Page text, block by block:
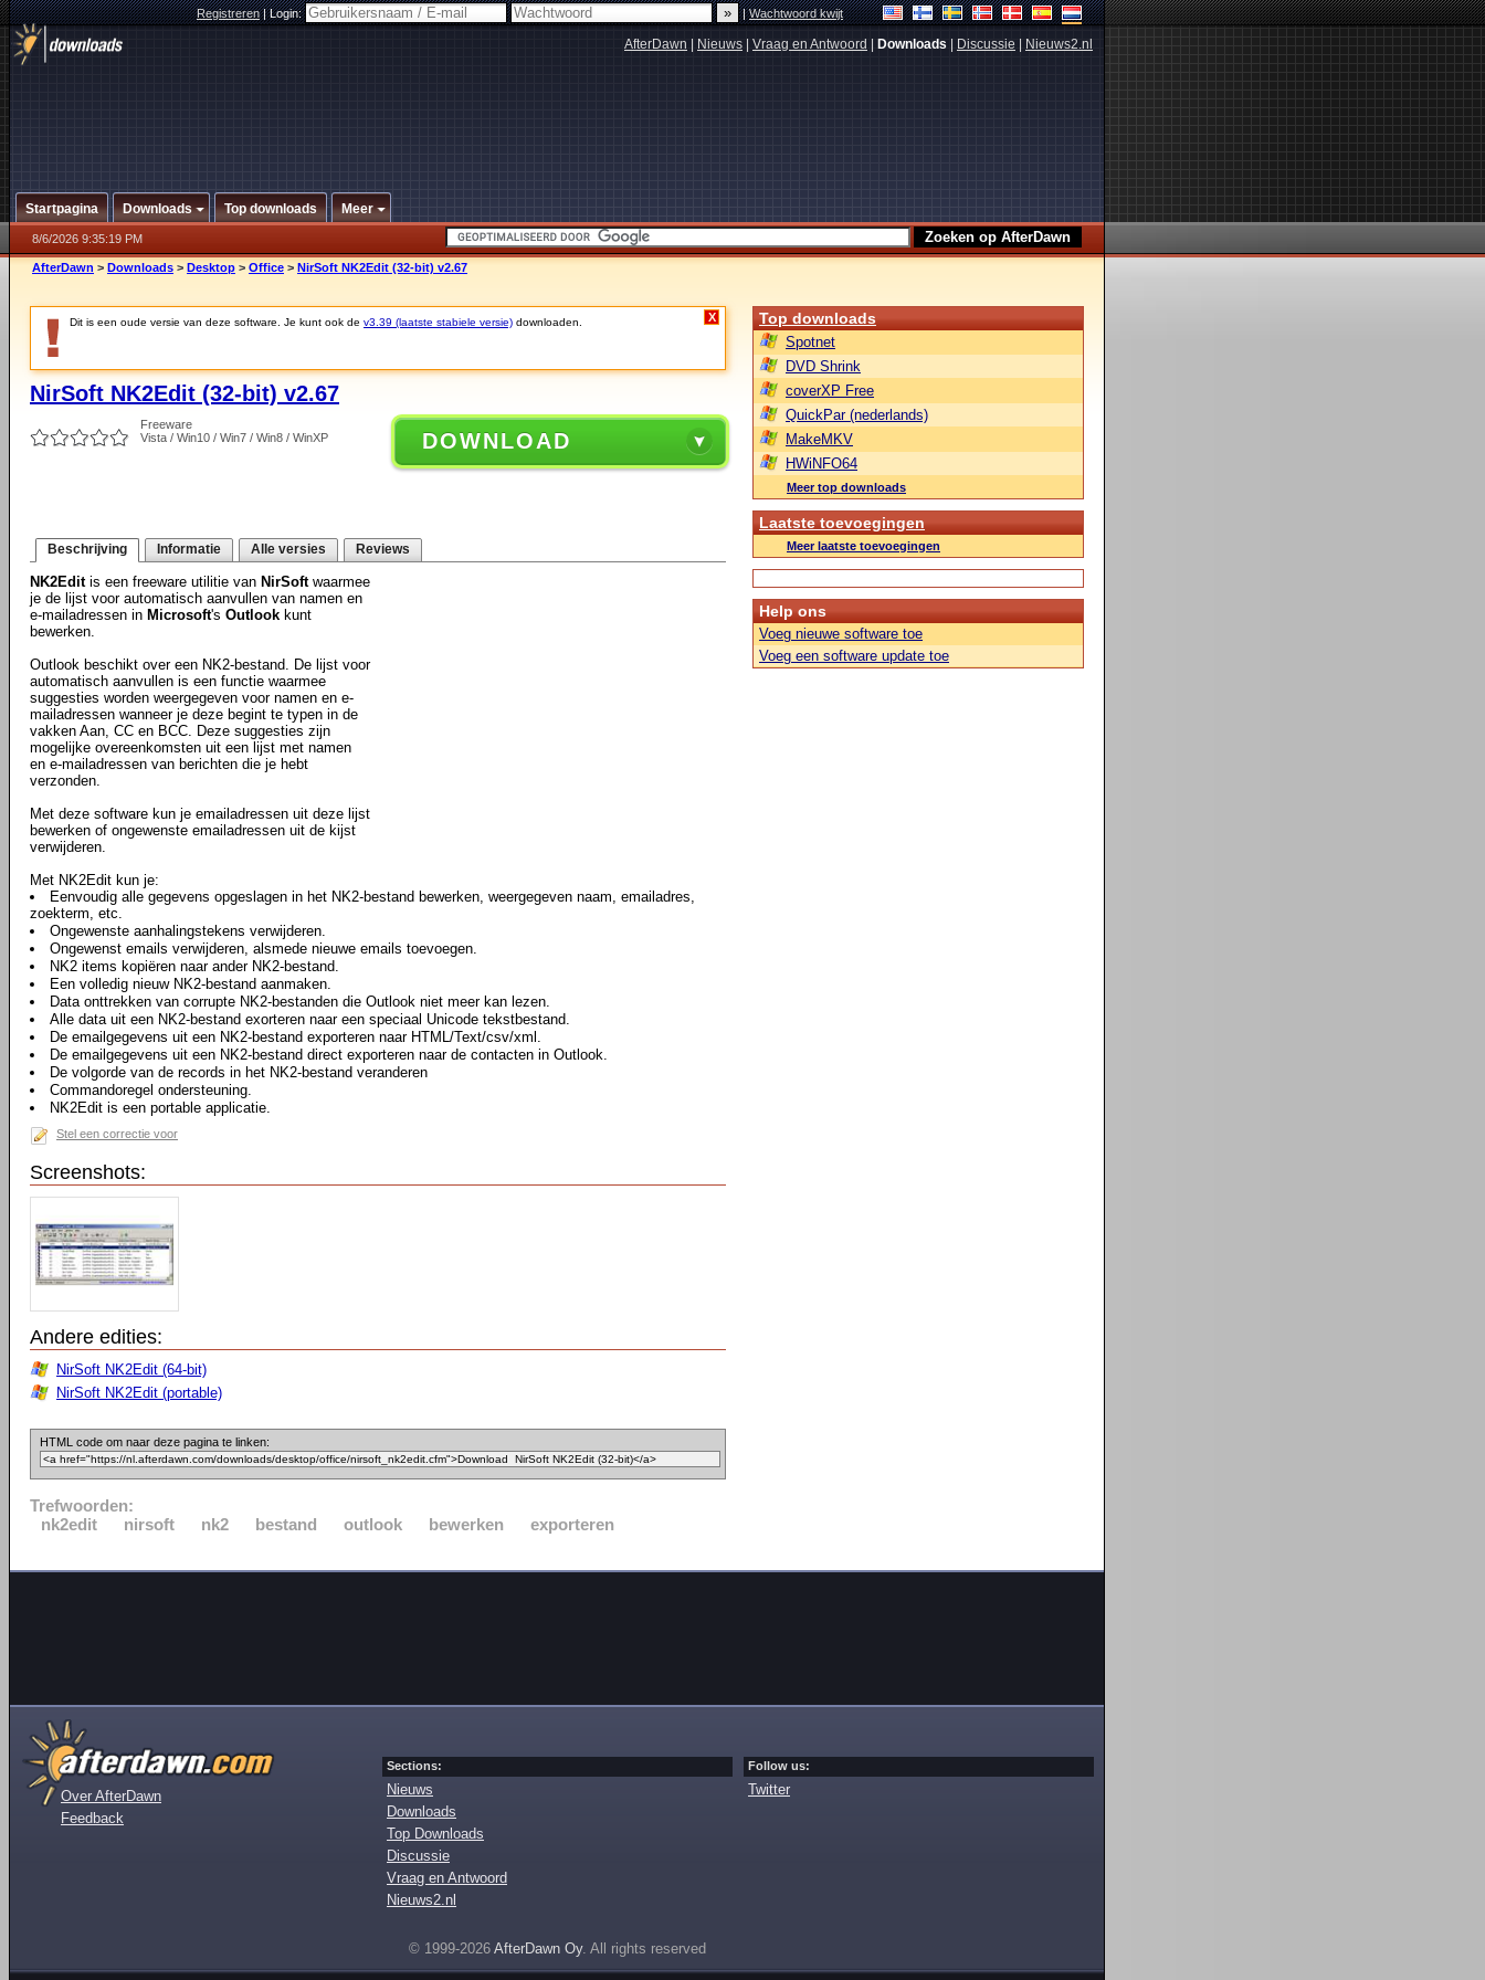
Registreren|Login: |Wachtwoord kwijt
AfterDawn Nieuws Vraag en Antwoord Downloads Discussie Nieuws2.nl
Startpagina Downloads Top downloads Meer
8/6/2026 9:35:19 PM
AfterDawn > Downloads > Desktop > Office > NirSoft NK2Edit (32-bit) v2.67
Dit is een oude versie van deze software. Je kunt ook de v3.39 (laatste stabiele versie) downloaden. X
NirSoft NK2Edit (32-bit) v2.67
Freeware
Vista / Win10 / Win7 / Win8 / WinXP
DOWNLOAD
Beschrijving Informatie Alle versies Reviews
NK2Editis een freeware utilitie van NirSoftwaarmee
je de lijst voor automatisch aanvullen van namen en
e-mailadressen in Microsoft's Outlook kunt
bewerken.
Outlook beschikt over een NK2-bestand. De lijst voor
automatisch aanvullen is een functie waarmee
suggesties worden weergegeven voor namen en e-
mailadressen wanneer je deze begint te typen in de
vakken Aan, CC en BCC. Deze suggesties zijn
mogelijke overeenkomsten uit een lijst met namen
en e-mailadressen van berichten die je hebt
verzonden.
Met deze software kun je emailadressen uit deze lijst
bewerken of ongewenste emailadressen uit de kijst
verwijderen.
Met NK2Edit kun je:
Eenvoudig alle gegevens opgeslagen in het NK2-bestand bewerken, weergegeven naam, emailadres,
zoekterm, etc.
Ongewenste aanhalingstekens verwijderen.
Ongewenst emails verwijderen, alsmede nieuwe emails toevoegen.
NK2 items kopiëren naar ander NK2-bestand.
Een volledig nieuw NK2-bestand aanmaken.
Data onttrekken van corrupte NK2-bestanden die Outlook niet meer kan lezen.
Alle data uit een NK2-bestand exorteren naar een speciaal Unicode tekstbestand.
De emailgegevens uit een NK2-bestand exporteren naar HTML/Text/csv/xml.
De emailgegevens uit een NK2-bestand direct exporteren naar de contacten in Outlook.
De volgorde van de records in het NK2-bestand veranderen
Commandoregel ondersteuning.
NK2Edit is een portable applicatie.
Stel een correctie voor
Screenshots:
Andere edities:
NirSoft NK2Edit (64-bit)
NirSoft NK2Edit (portable)
HTML code om naar deze pagina te linken:
Trefwoorden:
nk2edit
nirsoft nk2 bestand outlook bewerken exporteren
Top downloads
Spotnet
DVD Shrink
coverXP Free
QuickPar (nederlands)
MakeMKV
HWiNFO64
Meer top downloads
Laatste toevoegingen
Meer laatste toevoegingen
Help ons
Voeg nieuwe software toe
Voeg een software update toe
Over AfterDawn
Feedback
Sections:
Nieuws
Downloads
Top Downloads
Discussie
Vraag en Antwoord
Nieuws2.nl
Follow us:
Twitter
© 1999-2026 AfterDawn Oy. All rights reserved